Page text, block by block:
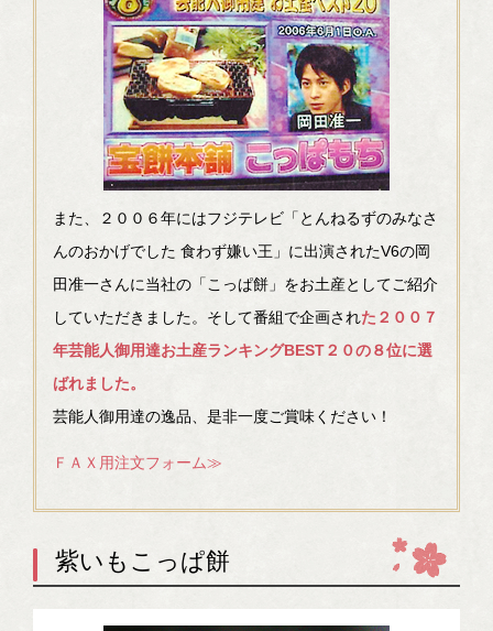
また、２００６年にはフジテレビ「とんねるずのみなさ
んのおかげでした 食わず嫌い王」に出演されたV6の岡
田准一さんに当社の「こっぱ餅」をお土産としてご紹介
していただきました。そして番組で企画された２００７
年芸能人御用達お土産ランキングBEST２０の８位に選
ばれました。
芸能人御用達の逸品、是非一度ご賞味ください！
ＦＡＸ用注文フォーム≫
紫いもこっぱ餅